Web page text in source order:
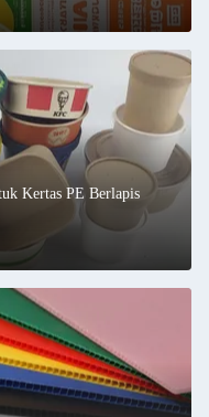
Kertas PE Berlapis